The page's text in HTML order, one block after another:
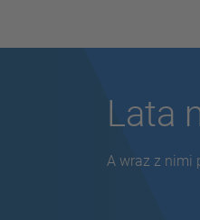
Lata
A wraz z nimi